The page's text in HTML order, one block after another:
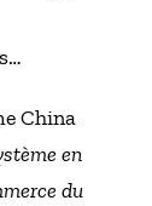
China
en
du